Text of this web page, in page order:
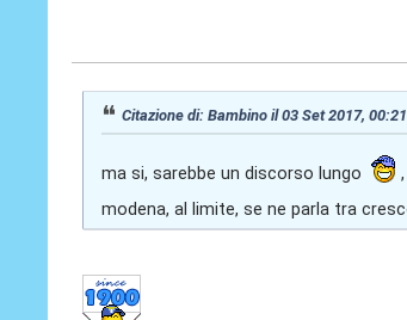
Citazione di: Bambino il 03 Set 2017, 00:21
ma si, sarebbe un discorso lungo
modena, al limite, se ne parla tra